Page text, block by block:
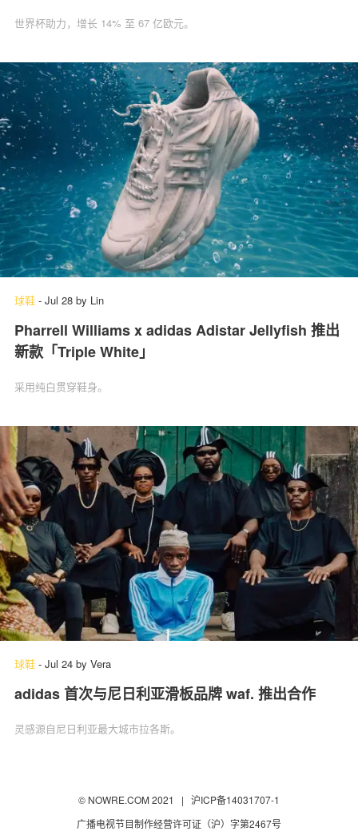
世界杯助力，增长 14% 至 67 亿欧元。
球鞋 - Jul 28 by Lin
Pharrell Williams x adidas Adistar Jellyfish 推出
新款「Triple White」
采用纯白贯穿鞋身。
球鞋 - Jul 24 by Vera
adidas 首次与尼日利亚滑板品牌 waf. 推出合作
灵感源自尼日利亚最大城市拉各斯。
© NOWRE.COM 2021 | 沪ICP备14031707-1
广播电视节目制作经营许可证（沪）字第2467号